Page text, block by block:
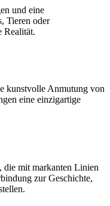
und eine
Tieren oder
Realität.
kunstvolle Anmutung von
eine einzigartige
die mit markanten Linien
zur Geschichte,